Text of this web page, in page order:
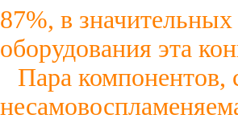
87%, в
оборудования эта
Пара компонентов,